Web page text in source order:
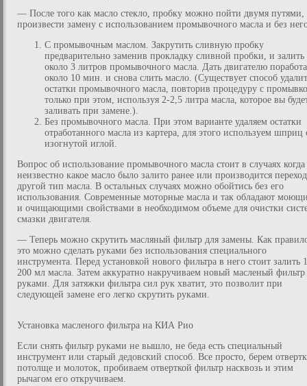
— После того как масло стекло, пробку можно пойти двумя путями,
произвести замену с использованием промывочного масла и без
С промывочным маслом. Закрутить сливную пробку
предварительно заменив прокладку сливной пробки, и залить
около 3 литров промывочного масла. Дать двигателю
около 10 мин. и снова слить масло. (Существует способ
остатки промывочного масла, повторив процедуру с
только при этом, используя 2-2,5 литра масла, которое вы
заливать при замене.).
Без промывочного масла. При этом варианте удаляем остатки
отработанного масла из картера, для этого используем шприц
изогнутой иглой.
Вопрос об использование промывочного масла стоит в случаях когда
неизвестно какое масло было залито ранее или производится
другой тип масла. В остальных случаях можно обойтись без его
использования. Современные моторные масла и так обладают
и очищающими свойствами в необходимом объеме для очистки
смазки двигателя.
— Теперь можно скрутить масляный фильтр для замены. Как
это можно сделать руками без использования специального
инструмента. Перед установкой нового фильтра в него стоит залить
200 мл масла. Затем аккуратно накручиваем новый масленый фильтр
руками. Для затяжки фильтра сил рук хватит, это позволит при
следующей замене его легко скрутить руками.
Установка масленого фильтра на КИА Рио
Если снять фильтр руками не вышло, не беда есть специальный
инструмент или старый дедовский способ. Все просто, берем
потолще и молоток, пробиваем отверткой фильтр насквозь и этим
рычагом его откручиваем.